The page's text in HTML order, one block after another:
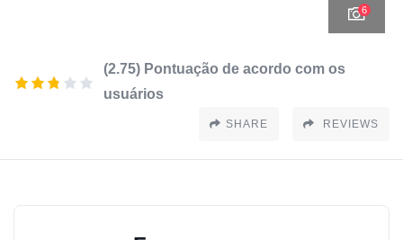
6
(2.75) Pontuação de acordo com os
usuários
SHARE REVIEWS